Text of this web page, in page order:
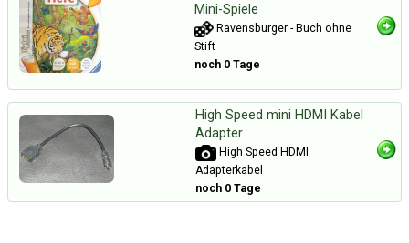
Mini-Spiele
Ravensburger - Buch ohne
Stift
noch 0 Tage
High Speed mini HDMI Kabel
Adapter
High Speed HDMI
Adapterkabel
noch 0 Tage